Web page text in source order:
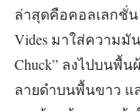
ล่าสุดคือคอลเลกชั่น
Vides มาใส่ความมั
Chuck” ลงไปบนพื้
ลายดำบนพื้นขาว แ